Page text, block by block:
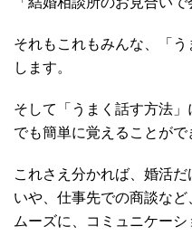
それもこれもみんな、「
します。
そして「うまく話す方法
でも簡単に覚えることがで
これさえ分かれば、婚活
いや、仕事先での商談な
ムーズに、コミュニケー